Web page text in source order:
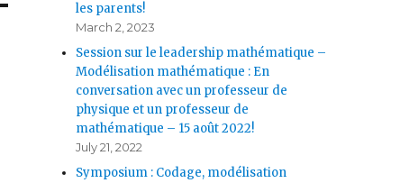
les parents!
March 2, 2023
Session sur le leadership mathématique –
Modélisation mathématique : En
conversation avec un professeur de
physique et un professeur de
mathématique – 15 août 2022!
July 21, 2022
Symposium : Codage, modélisation